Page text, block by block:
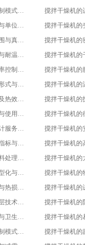
搅拌干燥机的自动化控制模式分类
搅拌干燥机的整机能耗与单位能耗标准
搅拌干燥机的真空度范围与真空干燥效果
搅拌干燥机的腔体材质与耐温耐腐蚀性能
搅拌干燥机的物料含水率控制范围
搅拌干燥机的搅拌结构形式与适配物料
搅拌干燥机的加热方式及热效率指标
拌干燥机的整机可靠性与使用寿命
搅拌干燥机的定制化设计服务范围
搅拌干燥机的环保排放指标与净化措施
搅拌干燥机的热敏性物料处理工艺优化
搅拌干燥机的实验室小型化与参数复刻性
搅拌干燥机的保温性能与热损失率
搅拌干燥机的耐腐蚀涂层技术与应用场景
搅拌干燥机的清洁方式与卫生残留标准
搅拌干燥机的自动化控制模式分类